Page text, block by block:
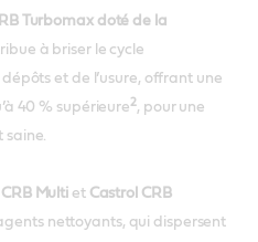
Turbomax doté de la
à briser le cycle
et de l’usure, offrant une
40 % supérieure2, pour une
saine.
Multi etCastrol CRB
nettoyants, qui dispersent